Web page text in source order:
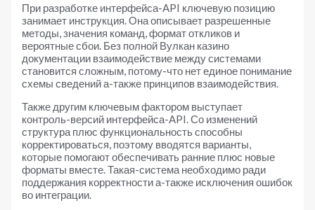
При разработке интерфейса-API ключевую позицию
занимает инструкция. Она описывает разрешенные
методы, значения команд, формат откликов и
вероятные сбои. Без полной Вулкан казино
документации взаимодействие между системами
становится сложным, потому-что нет единое понимание
схемы сведений а-также принципов взаимодействия.
Также другим ключевым фактором выступает
контроль-версий интерфейса-API. Со изменений
структура плюс функциональность способны
корректироваться, поэтому вводятся варианты,
которые помогают обеспечивать ранние плюс новые
форматы вместе. Такая-система необходимо ради
поддержания корректности а-также исключения ошибок
во интеграции.